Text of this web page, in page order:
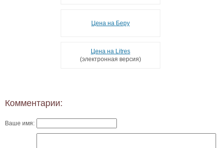
Цена на Беру
Цена на Litres
(электронная версия)
Комментарии:
Ваше имя: